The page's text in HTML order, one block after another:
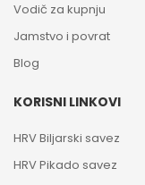
Vodič za kupnju
Jamstvo i povrat
Blog
KORISNI LINKOVI
HRV Biljarski savez
HRV Pikado savez